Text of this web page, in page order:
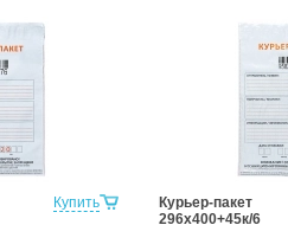
Купить
Курьер-пакет
296x400+45к/6